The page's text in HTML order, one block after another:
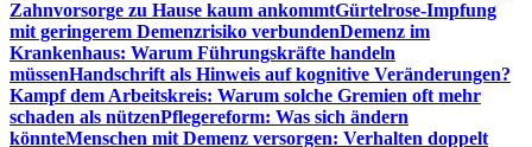
Zahnvorsorge zu Hause kaum ankommtGürtelrose-Impfung
mit geringerem Demenzrisiko verbundenDemenz im
Krankenhaus: Warum Führungskräfte handeln
müssenHandschrift als Hinweis auf kognitive Veränderungen?
Kampf dem Arbeitskreis: Warum solche Gremien oft mehr
schaden als nützenPflegereform: Was sich ändern
könnteMenschen mit Demenz versorgen: Verhalten doppelt